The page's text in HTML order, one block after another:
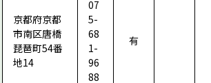
京都府京都
市南区唐橋
琵琶町54番
地14
07
5-
68
1-
96
88
有